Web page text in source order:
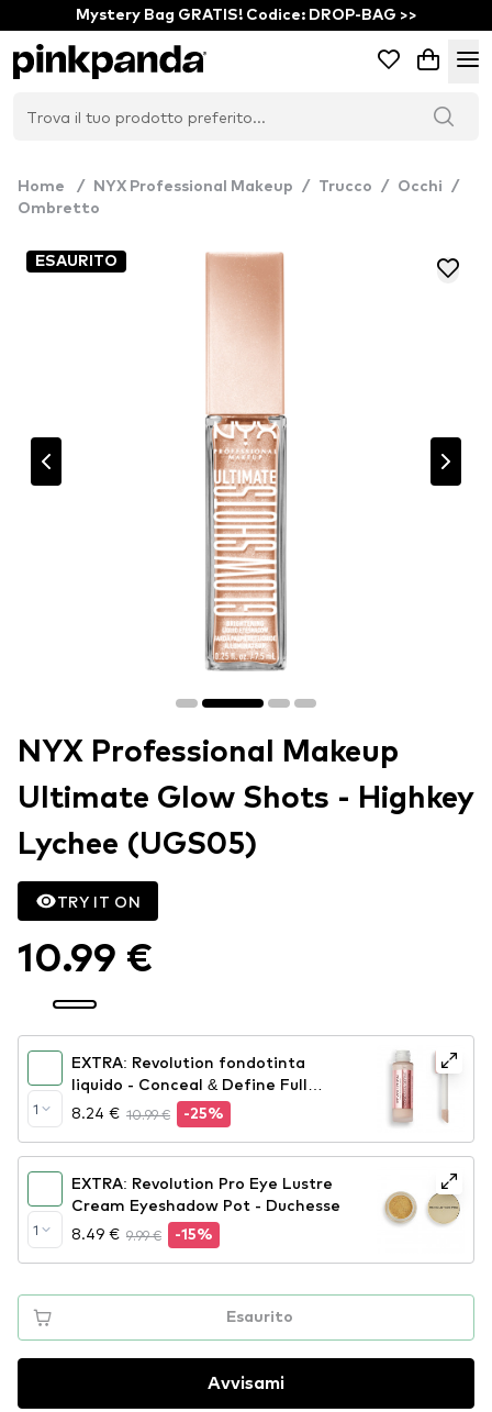
Mystery Bag GRATIS! Codice: DROP-BAG >>
Home / NYX Professional Makeup / Trucco / Occhi
/
Ombretto
ESAURITO
NYX Professional Makeup
Ultimate Glow Shots - Highkey
Lychee (UGS05)
TRY IT ON
10.99 €
1
EXTRA: Revolution fondotinta
liquido - Conceal & Define Full
Coverage Foundation - F1
8.24 € 10.99 € -25%
1
EXTRA: Revolution Pro Eye Lustre
Cream Eyeshadow Pot - Duchesse
8.49 € 9.99 € -15%
Esaurito
Avvisami